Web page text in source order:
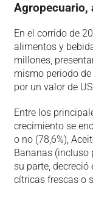
Agropecuario,
En el corrido de
alimentos y
millones,
mismo periodo
por un valor de
Entre los
crecimiento se
o no (78,6%),
Bananas (incluso
su parte,
cítricas frescas o